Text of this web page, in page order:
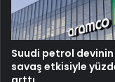
Suudi petrol devinin
savaş etkisiyle